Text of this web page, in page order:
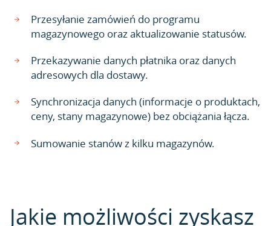
Przesyłanie zamówień do programu
magazynowego oraz aktualizowanie statusów.
Przekazywanie danych płatnika oraz danych
adresowych dla dostawy.
Synchronizacja danych (informacje o produktach,
ceny, stany magazynowe) bez obciążania łącza.
Sumowanie stanów z kilku magazynów.
Jakie możliwości zyskasz